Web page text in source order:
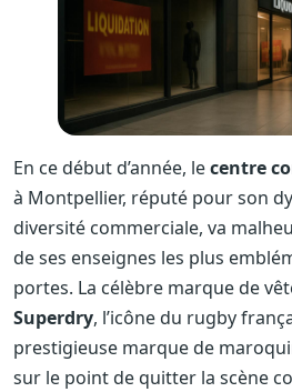
En ce début d’année, lecentre
à Montpellier, réputé pour son
diversité commerciale, va
de ses enseignes les plus
portes. La célèbre marque de
Superdry, l’icône du rugby
prestigieuse marque de
sur le point de quitter la scène